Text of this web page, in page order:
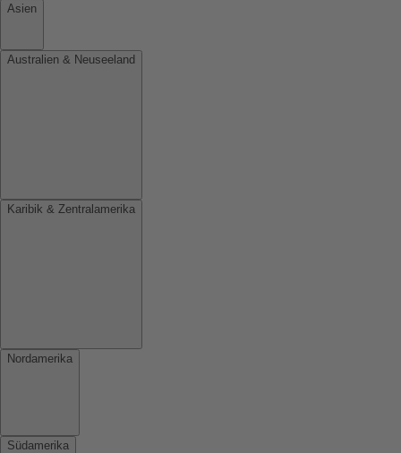
Asien
Australien & Neuseeland
Karibik & Zentralamerika
Nordamerika
Südamerika